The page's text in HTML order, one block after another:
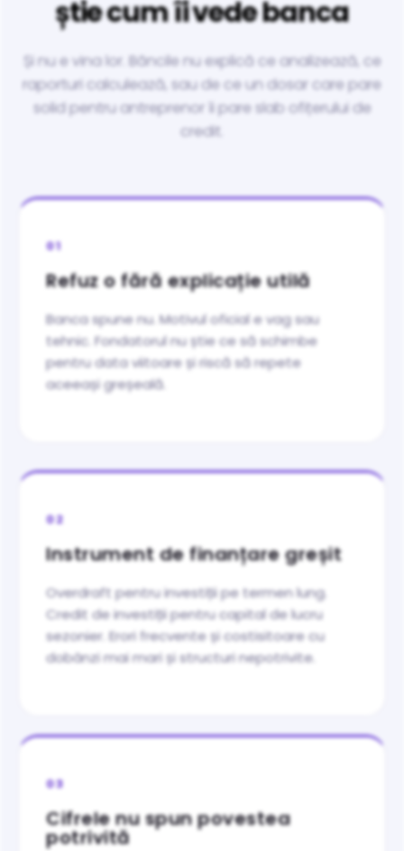
știe cum îi vede banca
Și nu e vina lor. Băncile nu explică ce analizează, ce
raporturi calculează, sau de ce un dosar care pare
solid pentru antreprenor îi pare slab ofițerului de
credit.
01
Refuz o fără explicație utilă
Banca spune nu. Motivul oficial e vag sau
tehnic. Fondatorul nu știe ce să schimbe
pentru data viitoare și riscă să repete
aceeași greșeală.
02
Instrument de finanțare greșit
Overdraft pentru investiții pe termen lung.
Credit de investiții pentru capital de lucru
sezonier. Erori frecvente și costisitoare cu
dobânzi mai mari și structuri nepotrivite.
03
Cifrele nu spun povestea
potrivită